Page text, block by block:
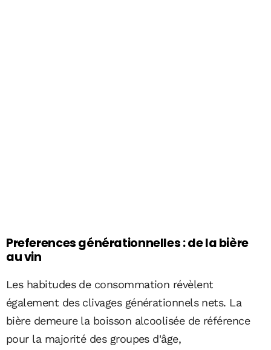
Preferences générationnelles : de la bière
au vin
Les habitudes de consommation révèlent
également des clivages générationnels nets. La
bière demeure la boisson alcoolisée de référence
pour la majorité des groupes d'âge,